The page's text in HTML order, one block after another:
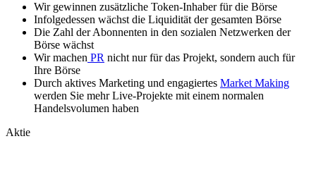
Wir gewinnen zusätzliche Token-Inhaber für die Börse
Infolgedessen wächst die Liquidität der gesamten Börse
Die Zahl der Abonnenten in den sozialen Netzwerken der
Börse wächst
Wir machen PR nicht nur für das Projekt, sondern auch für
Ihre Börse
Durch aktives Marketing und engagiertes Market Making
werden Sie mehr Live-Projekte mit einem normalen
Handelsvolumen haben
Aktie